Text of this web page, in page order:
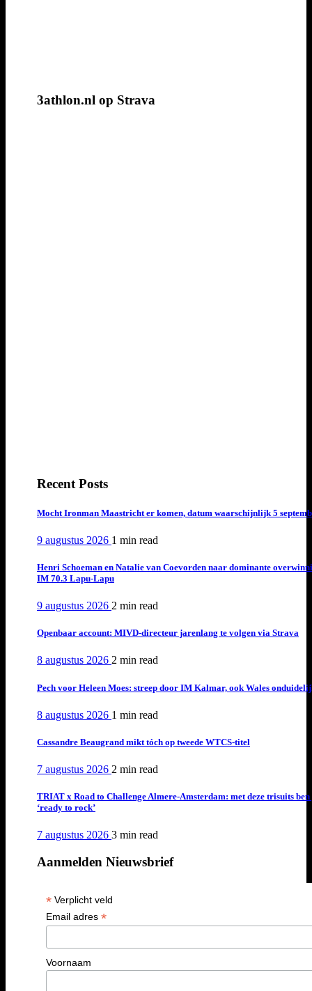
3athlon.nl op Strava
Recent Posts
Mocht Ironman Maastricht er komen, datum waarschijnlijk 5
9 augustus 2026 1 min read
Henri Schoeman en Natalie van Coevorden naar dominante
IM 70.3 Lapu-Lapu
9 augustus 2026 2 min read
Openbaar account: MIVD-directeur jarenlang te volgen via Strava
8 augustus 2026 2 min read
Pech voor Heleen Moes: streep door IM Kalmar, ook Wales
8 augustus 2026 1 min read
Cassandre Beaugrand mikt tóch op tweede WTCS-titel
7 augustus 2026 2 min read
TRIAT x Road to Challenge Almere-Amsterdam: met deze trisuits ben
‘ready to rock’
7 augustus 2026 3 min read
Aanmelden Nieuwsbrief
*Verplicht veld
Email adres *
Voornaam